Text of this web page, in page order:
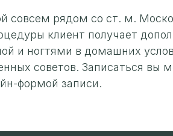
рядом со ст. м.
клиент получает
и ногтями в домашних
советов. Записаться вы
формой записи.